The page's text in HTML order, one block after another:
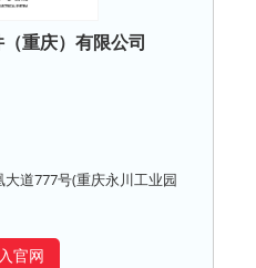
重庆）有限公司
道777号(重庆永川工业园
官网